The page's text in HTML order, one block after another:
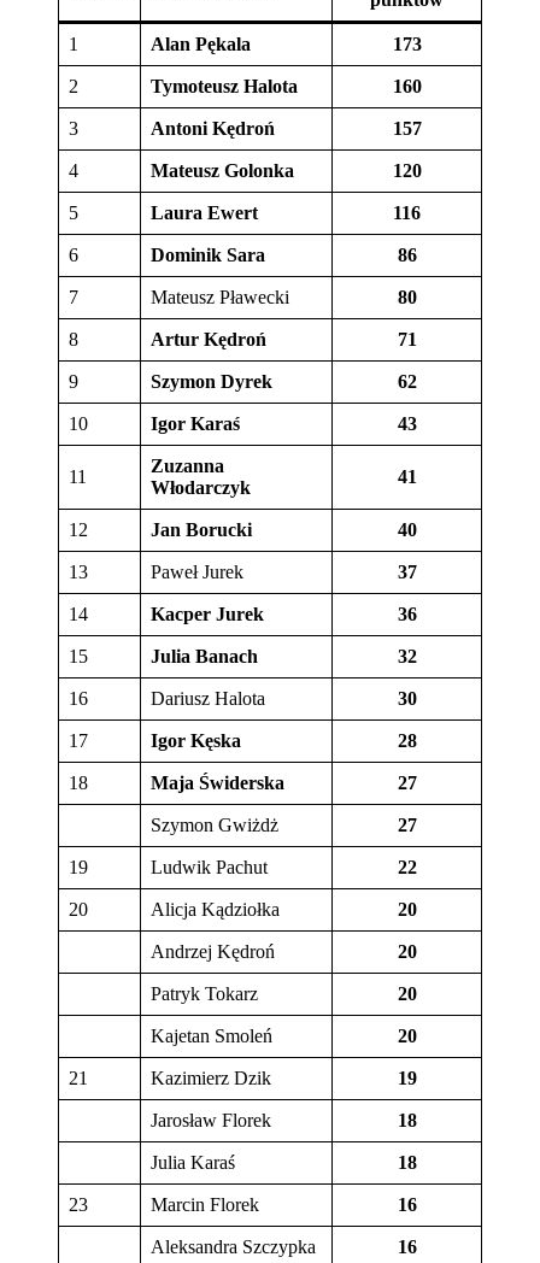
1 Alan Pękala 173
2 Tymoteusz Halota 160
3 Antoni Kędroń 157
4 Mateusz Golonka 120
5 Laura Ewert 116
6 Dominik Sara 86
7 Mateusz Pławecki 80
8 Artur Kędroń 71
9 Szymon Dyrek 62
10 Igor Karaś 43
11
Zuzanna
Włodarczyk
41
12 Jan Borucki 40
13 Paweł Jurek 37
14 Kacper Jurek 36
15 Julia Banach 32
16 Dariusz Halota 30
17 Igor Kęska 28
18 Maja Świderska 27
Szymon Gwiżdż 27
19 Ludwik Pachut 22
20 Alicja Kądziołka 20
Andrzej Kędroń 20
Patryk Tokarz 20
Kajetan Smoleń 20
21 Kazimierz Dzik 19
Jarosław Florek 18
Julia Karaś 18
23 Marcin Florek 16
Aleksandra Szczypka 16